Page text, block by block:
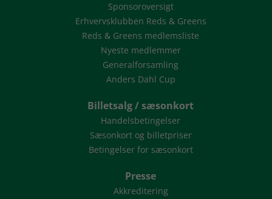
Sponsoroversigt
Erhvervsklubben Reds & Greens
Reds & Greens medlemsliste
Nyeste medlemmer
Generalforsamling
Anders Dahl Cup
Billetsalg / sæsonkort
Handelsbetingelser
Sæsonkort og billetpriser
Betingelser for sæsonkort
Presse
Akkreditering